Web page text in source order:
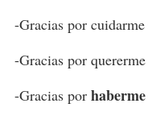
-Gracias por
-Gracias por
-Gracias por